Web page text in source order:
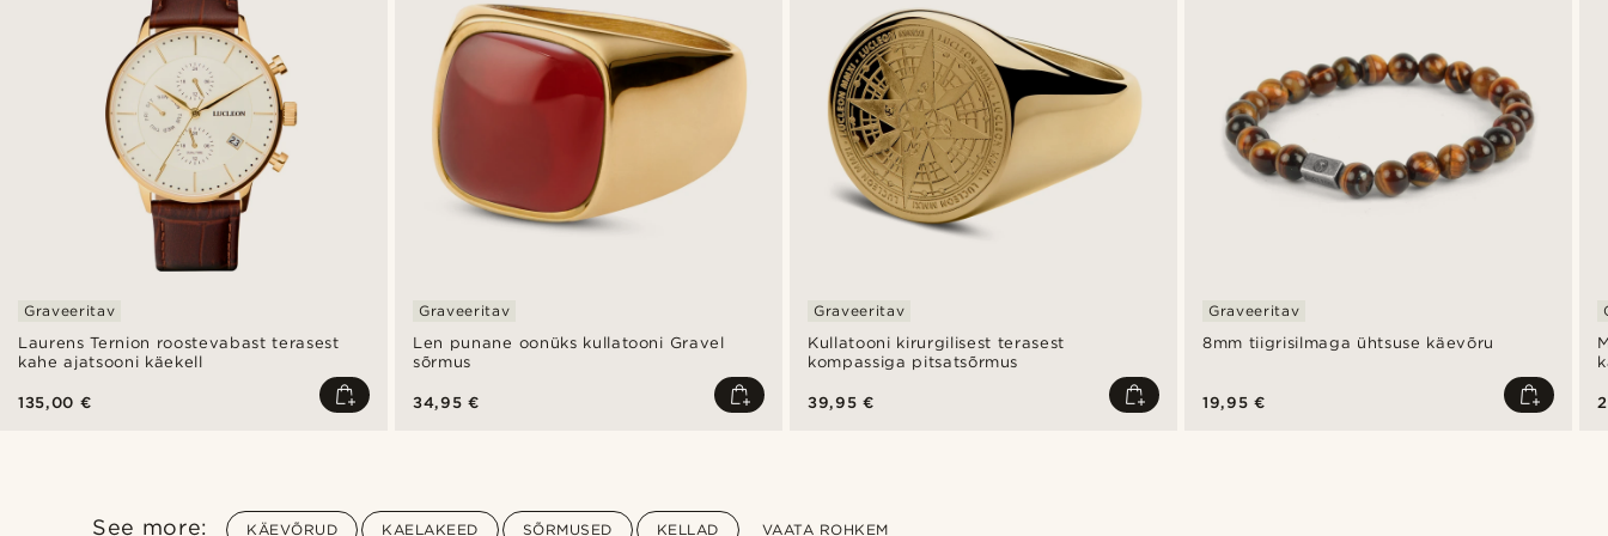
Laurens Ternion roostevabast terasest
kahe ajatsooni käekell
Graveeritav
135,00 €
Len punane oonüks kullatooni Gravel
sõrmus
Graveeritav
34,95 €
Kullatooni kirurgilisest terasest
kompassiga pitsatsõrmus
Graveeritav
39,95 €
8mm tiigrisilmaga ühtsuse käevõru
Graveeritav
19,95 €
See more: KÄEVÕRUD KAELAKEED SÕRMUSED KELLAD VAATA ROHKEM